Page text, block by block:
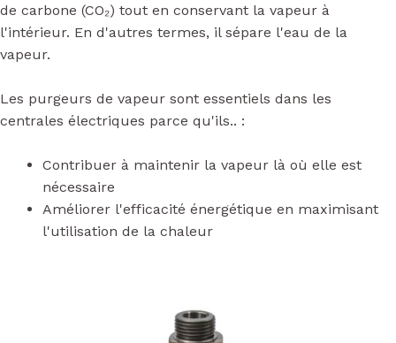
de carbone (CO₂) tout en conservant la vapeur à
l'intérieur. En d'autres termes, il sépare l'eau de la
vapeur.
Les purgeurs de vapeur sont essentiels dans les
centrales électriques parce qu'ils.. :
Contribuer à maintenir la vapeur là où elle est
nécessaire
Améliorer l'efficacité énergétique en maximisant
l'utilisation de la chaleur